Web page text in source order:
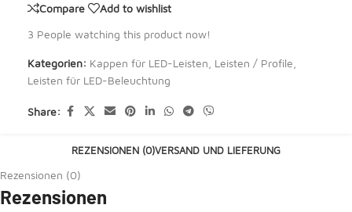
Compare
Add to wishlist
3 People watching this product now!
Kategorien: Kappen für LED-Leisten Leisten / Profile
Leisten für LED-Beleuchtung
Share:
REZENSIONEN (0)VERSAND UND LIEFERUNG
Rezensionen (0)
Rezensionen